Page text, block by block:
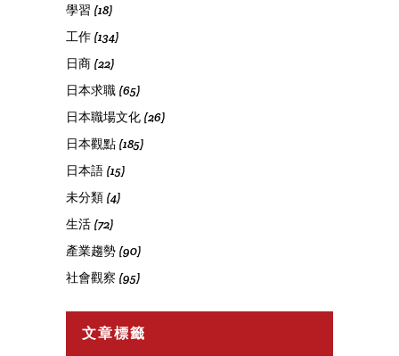
學習 (18)
工作 (134)
日商 (22)
日本求職 (65)
日本職場文化 (26)
日本觀點 (185)
日本語 (15)
未分類 (4)
生活 (72)
產業趨勢 (90)
社會觀察 (95)
文章標籤